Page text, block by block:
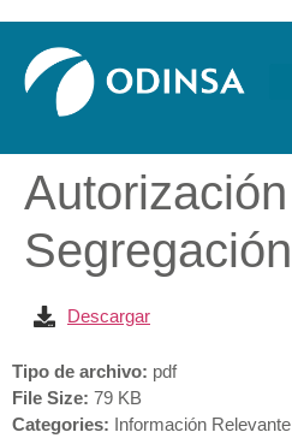
Descargar
Tipo de archivo: pdf
File Size: 79 KB
Categories: Información